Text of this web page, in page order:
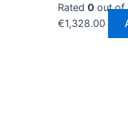
Rated 0out of
€1,328.00